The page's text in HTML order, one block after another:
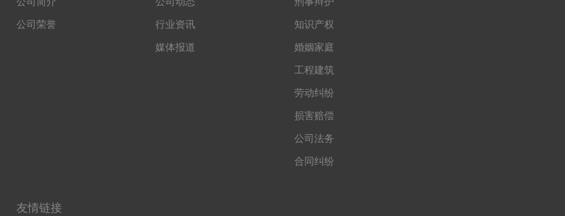
公司荣誉
行业资讯
媒体报道
知识产权
婚姻家庭
工程建筑
劳动纠纷
损害赔偿
公司法务
合同纠纷
友情链接